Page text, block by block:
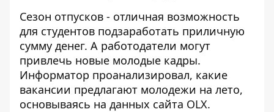
Сезон отпусков - отличная возможность
для студентов подзаработать приличную
сумму денег. А работодатели могут
привлечь новые молодые кадры.
Информатор проанализировал, какие
вакансии предлагают молодежи на лето,
основываясь на данных сайта OLX.